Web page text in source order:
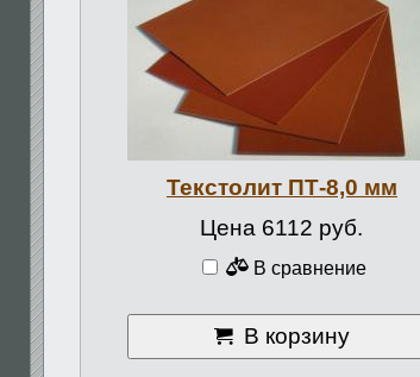
Текстолит ПТ-8,0 мм
Цена 6112 руб.
В сравнение
В корзину